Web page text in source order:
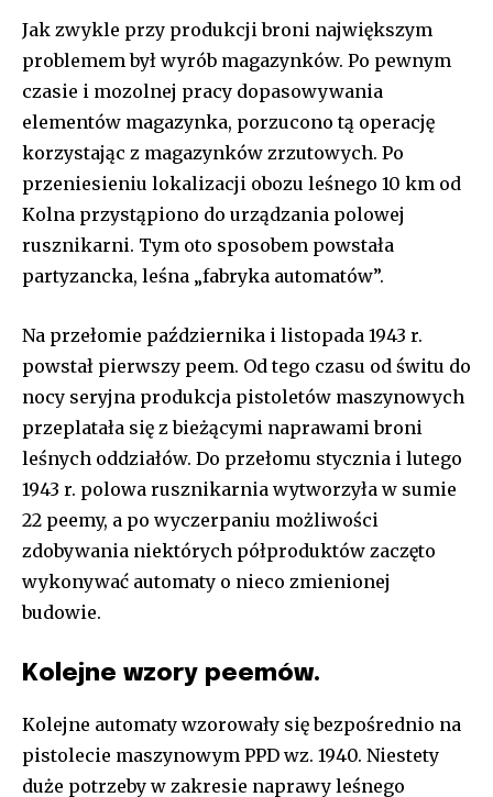
Jak zwykle przy produkcji broni największym
problemem był wyrób magazynków. Po pewnym
czasie i mozolnej pracy dopasowywania
elementów magazynka, porzucono tą operację
korzystając z magazynków zrzutowych. Po
przeniesieniu lokalizacji obozu leśnego 10 km od
Kolna przystąpiono do urządzania polowej
rusznikarni. Tym oto sposobem powstała
partyzancka, leśna „fabryka automatów”.
Na przełomie października i listopada 1943 r.
powstał pierwszy peem. Od tego czasu od świtu do
nocy seryjna produkcja pistoletów maszynowych
przeplatała się z bieżącymi naprawami broni
leśnych oddziałów. Do przełomu stycznia i lutego
1943 r. polowa rusznikarnia wytworzyła w sumie
22 peemy, a po wyczerpaniu możliwości
zdobywania niektórych półproduktów zaczęto
wykonywać automaty o nieco zmienionej
budowie.
Kolejne wzory peemów.
Kolejne automaty wzorowały się bezpośrednio na
pistolecie maszynowym PPD wz. 1940. Niestety
duże potrzeby w zakresie naprawy leśnego